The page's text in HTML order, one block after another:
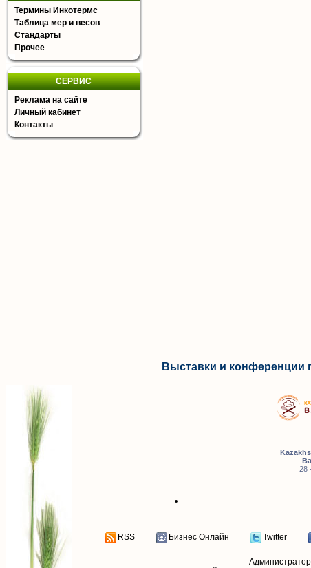
Термины Инкотермс
Таблица мер и весов
Стандарты
Прочее
СЕРВИС
Реклама на сайте
Личный кабинет
Контакты
Выставки и конференции
28
RSS Бизнес Онлайн Twitter